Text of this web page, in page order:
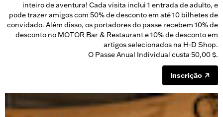
inteiro de aventura! Cada visita inclui 1 entrada de adulto, e
pode trazer amigos com 50% de desconto em até 10 bilhetes de
convidado. Além disso, os portadores do passe recebem 10% de
desconto no MOTOR Bar & Restaurant e 10% de desconto em
artigos selecionados na H-D Shop.
O Passe Anual Individual custa 50,00 $.
Inscrição